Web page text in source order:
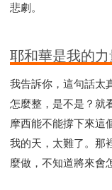
悲劇。
耶和華是我的
我告訴你，這句話太
怎麼整，是不是？就
摩西能不能撐下來這
我的天，太難了。那
麼做，不知道將來會